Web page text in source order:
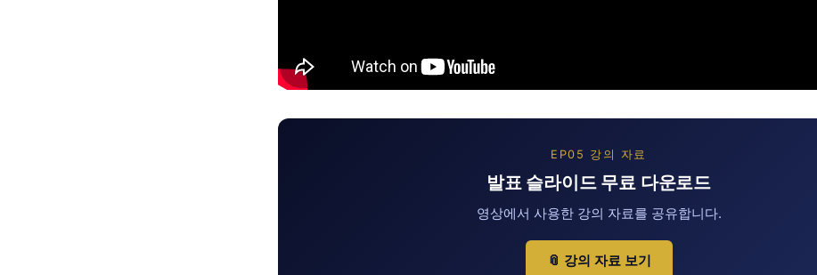
EP05 강의 자료
발표 슬라이드 무료 다운로드
영상에서 사용한 강의 자료를 공유합니다.
📎 강의 자료 보기